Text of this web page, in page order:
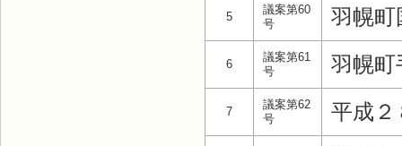
5
議案第60
号
羽幌町
6
議案第61
号
羽幌町
7
議案第62
号
平成２